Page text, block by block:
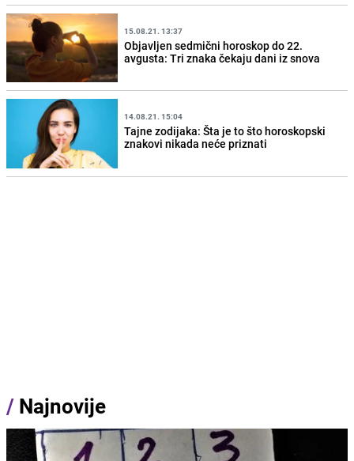
15.08.21. 13:37
Objavljen sedmični horoskop do 22.
avgusta: Tri znaka čekaju dani iz snova
14.08.21. 15:04
Tajne zodijaka: Šta je to što horoskopski
znakovi nikada neće priznati
/ Najnovije